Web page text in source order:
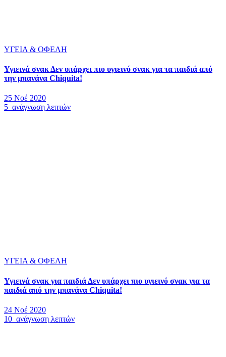
ΥΓΕΙΑ & ΟΦΕΛΗ
Υγιεινά σνακ Δεν υπάρχει πιο υγιεινό σνακ για τα παιδιά από
την μπανάνα Chiquita!
25 Νοέ 2020
5 ανάγνωση λεπτών
ΥΓΕΙΑ & ΟΦΕΛΗ
Υγιεινά σνακ για παιδιά Δεν υπάρχει πιο υγιεινό σνακ για τα
παιδιά από την μπανάνα Chiquita!
24 Νοέ 2020
10 ανάγνωση λεπτών